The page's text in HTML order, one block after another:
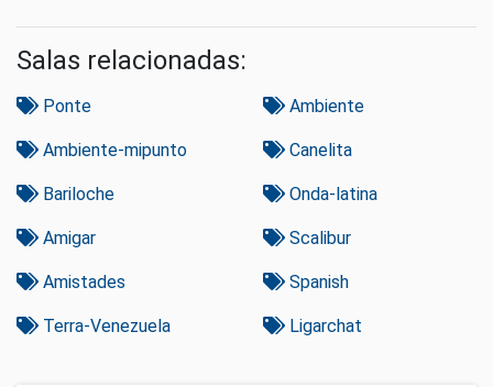
Salas relacionadas:
Ponte Ambiente
Ambiente-mipunto Canelita
Bariloche Onda-latina
Amigar Scalibur
Amistades Spanish
Terra-Venezuela Ligarchat